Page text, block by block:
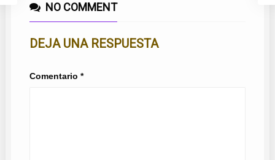
NO COMMENT
DEJA UNA RESPUESTA
Comentario *